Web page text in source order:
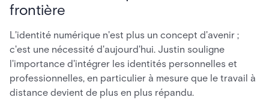
frontière
L'identité numérique n'est plus un concept d'avenir ;
c'est une nécessité d'aujourd'hui. Justin souligne
l'importance d'intégrer les identités personnelles et
professionnelles, en particulier à mesure que le travail à
distance devient de plus en plus répandu.